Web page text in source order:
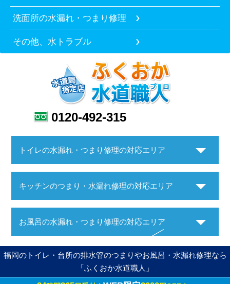
洗面所の水漏れ・つまり修理
その他、水トラブル
0120-492-315
トイレの水漏れ・つまり修理の対応エリア
キッチンのつまり・水漏れ修理の対応エリア
お風呂の水漏れ・つまり修理の対応エリア
福岡のトイレ・台所の排水管のつまりやお風呂・水漏れ修理なら
「ふくおか水道職人」